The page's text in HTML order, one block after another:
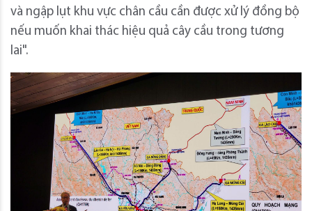
và ngập lụt khu vực chân cầu cần được xử lý đồng bộ
nếu muốn khai thác hiệu quả cây cầu trong tương
lai".